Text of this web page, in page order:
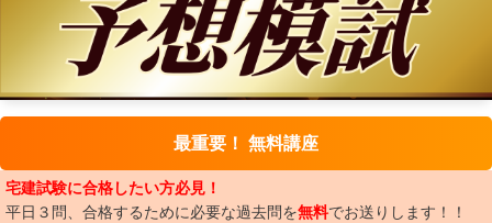
最重要！ 無料講座
宅建試験に合格したい方必見！
平日３問、合格するために必要な過去問を無料でお送りします！！